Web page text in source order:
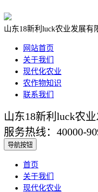
山东18新利luck农业发展有
网站首页
关于我们
现代化农业
农作物知识
联系我们
山东18新利luck农
服务热线：40000-
导航按钮
首页
关于我们
现代化农业